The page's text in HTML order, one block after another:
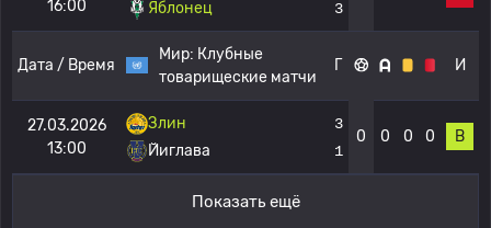
16:00
Яблонец
3
Дата / Время
Мир: Клубные
товарищеские матчи
Г И
27.03.2026
13:00
Злин
Йиглава
3
1
0 0 0 0 В
Показать ещё